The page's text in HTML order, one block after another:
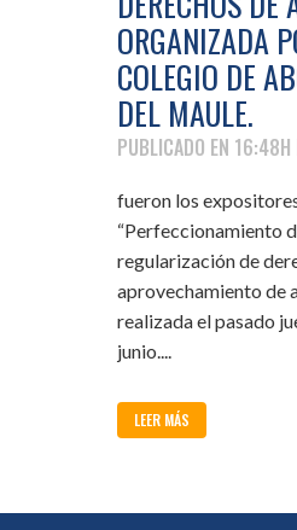
ORGANIZADA
COLEGIO DE
DEL MAULE.
PUBLICADO EN 16:48H
fueron los
“Perfeccionamiento
regularización de
aprovechamiento de
realizada el pasado
junio....
LEER MÁS